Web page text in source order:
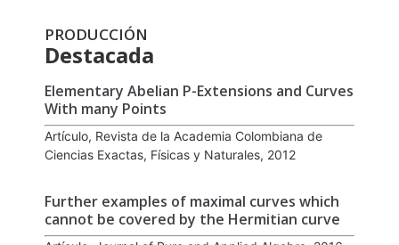
PRODUCCIÓN
Destacada
Elementary Abelian P-Extensions and Curves
With many Points
Artículo, Revista de la Academia Colombiana de
Ciencias Exactas, Físicas y Naturales, 2012
Further examples of maximal curves which
cannot be covered by the Hermitian curve